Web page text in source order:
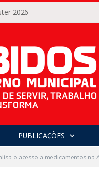
2026
PUBLICAÇÕES
o acesso a medicamentos na